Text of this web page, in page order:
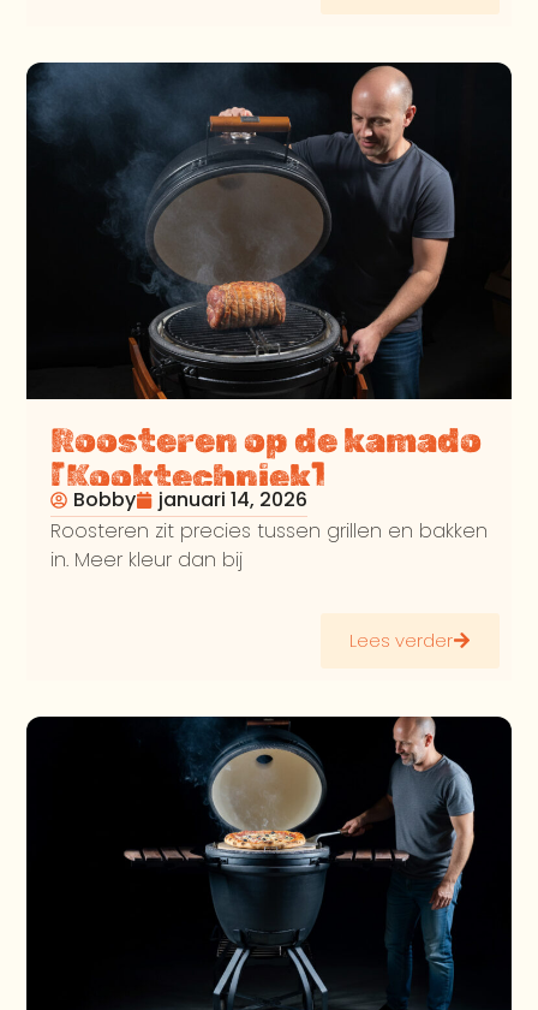
Roosteren op de kamado
[Kooktechniek]
Bobby
januari 14, 2026
Roosteren zit precies tussen grillen en bakken
in. Meer kleur dan bij
Lees verder